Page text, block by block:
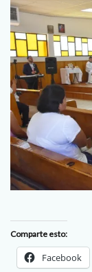
Comparte esto:
Facebook